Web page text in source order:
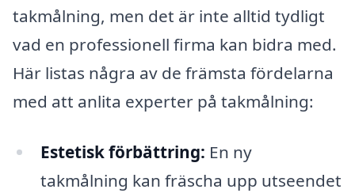
takmålning, men det är inte alltid tydligt
vad en professionell firma kan bidra med.
Här listas några av de främsta fördelarna
med att anlita experter på takmålning:
Estetisk förbättring: En ny
takmålning kan fräscha upp utseendet